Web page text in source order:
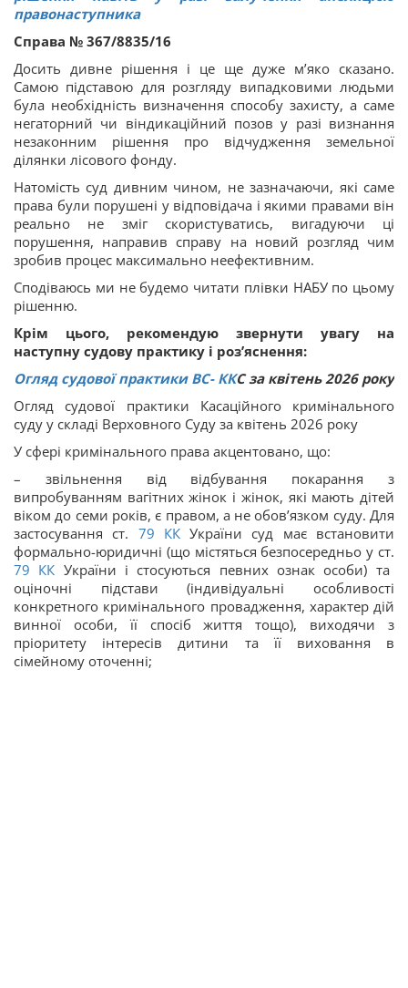
правонаступника
Справа № 367/8835/16
Досить дивне рішення і це ще дуже м’яко сказано.
Самою підставою для розгляду випадковими людьми
була необхідність визначення способу захисту, а саме
негаторний чи віндикаційний позов у разі визнання
незаконним рішення про відчудження земельної
ділянки лісового фонду.
Натомість суд дивним чином, не зазначаючи, які саме
права були порушені у відповідача і якими правами він
реально не зміг скористуватись, вигадуючи ці
порушення, направив справу на новий розгляд чим
зробив процес максимально неефективним.
Сподіваюсь ми не будемо читати плівки НАБУ по цьому
рішенню.
Крім цього, рекомендую звернути увагу на
наступну судову практику і роз’яснення:
Огляд судової практики ВС- ККС за квітень 2026 року
Огляд судової практики Касаційного кримінального
суду у складі Верховного Суду за квітень 2026 року
У сфері кримінального права акцентовано, що:
– звільнення від відбування покарання з
випробуванням вагітних жінок і жінок, які мають дітей
віком до семи років, є правом, а не обов’язком суду. Для
застосування ст. 79 ККУкраїни суд має встановити
формально-юридичні (що містяться безпосередньо у ст.
79 КК України і стосуються певних ознак особи) та
оціночні підстави (індивідуальні особливості
конкретного кримінального провадження, характер дій
винної особи, її спосіб життя тощо), виходячи з
пріоритету інтересів дитини та її виховання в
сімейному оточенні;